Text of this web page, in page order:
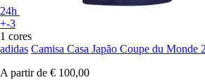
24h
+-3
1 cores
adidas Camisa Casa Japão Coupe du Monde
A partir de € 100,00